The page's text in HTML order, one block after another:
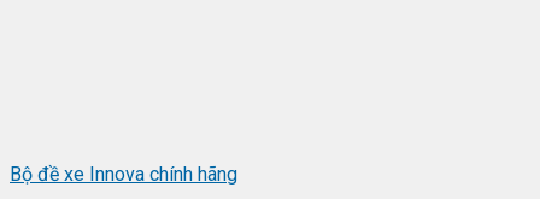
Bộ đề xe Innova chính hãng